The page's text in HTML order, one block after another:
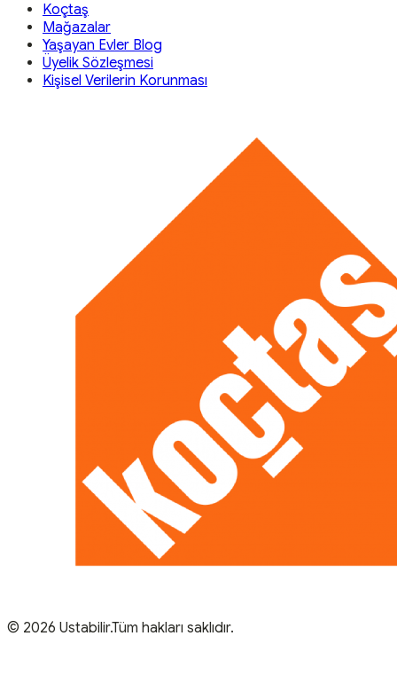
Koçtaş
Mağazalar
Yaşayan Evler Blog
Üyelik Sözleşmesi
Kişisel Verilerin Korunması
© 2026 Ustabilir.Tüm hakları saklıdır.